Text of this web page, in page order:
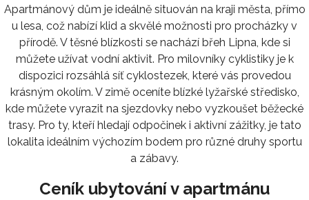
Apartmánový dům je ideálně situován na kraji města, přímo
u lesa, což nabízí klid a skvělé možnosti pro procházky v
přírodě. V těsné blízkosti se nachází břeh Lipna, kde si
můžete užívat vodní aktivit. Pro milovníky cyklistiky je k
dispozici rozsáhlá síť cyklostezek, které vás provedou
krásným okolím. V zimě oceníte blízké lyžařské středisko,
kde můžete vyrazit na sjezdovky nebo vyzkoušet běžecké
trasy. Pro ty, kteří hledají odpočinek i aktivní zážitky, je tato
lokalita ideálním výchozím bodem pro různé druhy sportu
a zábavy.
Ceník ubytování v apartmánu